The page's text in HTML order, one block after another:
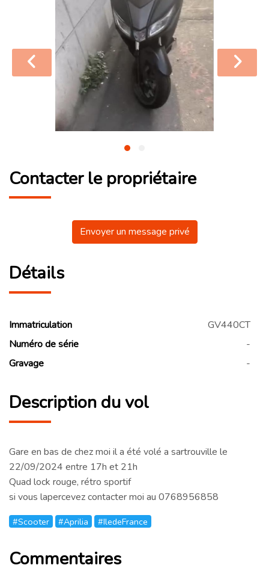
Contacter le propriétaire
Envoyer un message privé
Détails
Immatriculation
GV440CT
Numéro de série
-
Gravage
-
Description du vol
Gare en bas de chez moi il a été volé a sartrouville le
22/09/2024 entre 17h et 21h
Quad lock rouge, rétro sportif
si vous lapercevez contacter moi au 0768956858
#Scooter #Aprilia #IledeFrance
Commentaires